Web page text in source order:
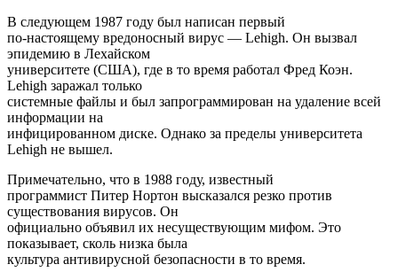
В следующем 1987 году был написан первый
по-настоящему вредоносный вирус — Lehigh. Он вызвал
эпидемию в Лехайском
университете (США), где в то время работал Фред Коэн.
Lehigh заражал только
системные файлы и был запрограммирован на удаление всей
информации на
инфицированном диске. Однако за пределы университета
Lehigh не вышел.
Примечательно, что в 1988 году, известный
программист Питер Нортон высказался резко против
существования вирусов. Он
официально объявил их несуществующим мифом. Это
показывает, сколь низка была
культура антивирусной безопасности в то время.